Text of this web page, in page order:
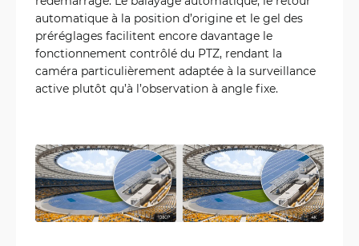
automatique à la position d’origine et le gel des
préréglages facilitent encore davantage le
fonctionnement contrôlé du PTZ, rendant la
caméra particulièrement adaptée à la surveillance
active plutôt qu’à l’observation à angle fixe.